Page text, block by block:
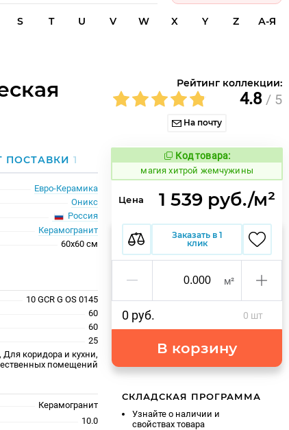
S T U V W X Y Z А-Я
Рейтинг коллекции:
4.8 / 5
На почту
ПОСТАВКИ1
Евро-Керамика
Оникс
Россия
Керамогранит
60x60 см
10 GCR G OS 0145
60
60
25
коридора и кухни,
помещений
Керамогранит
10.0
Код товара:
920276 Код товара:
магия хитрой жемчужины
Цена 1 539 руб./м²
Заказать в 1
клик
м²
0 руб. 0 шт
В корзину
СКЛАДСКАЯ ПРОГРАММА
Узнайте о наличии и
свойствах товара